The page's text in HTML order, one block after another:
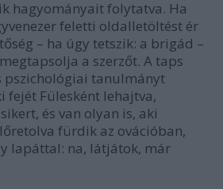
hagyományait folytatva. Ha
feletti oldalletöltést ér
– ha úgy tetszik: a brigád –
a szerzőt. A taps
pszichológiai tanulmányt
fejét Fülesként lehajtva,
és van olyan is, aki
fürdik az ovációban,
lapáttal: na, látjátok, már